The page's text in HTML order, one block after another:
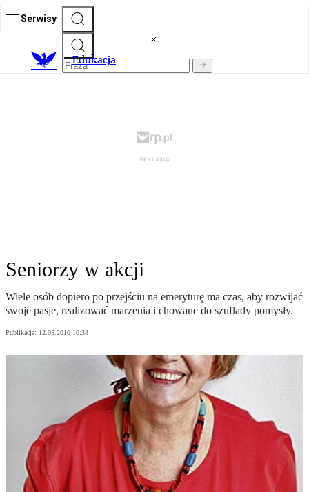
Serwisy
Edukacja
Seniorzy w akcji
Wiele osób dopiero po przejściu na emeryturę ma czas, aby rozwijać
swoje pasje, realizować marzenia i chowane do szuflady pomysły.
Publikacja: 12.05.2010 10:38